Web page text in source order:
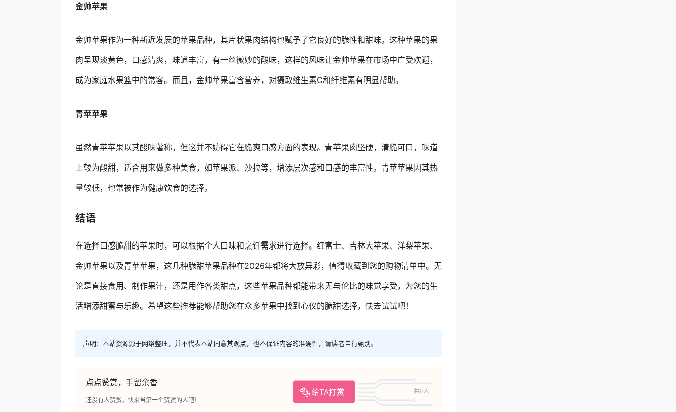
金帅苹果
金帅苹果作为一种新近发展的苹果品种，其片状果肉结构也赋予了它良好的脆性和甜味。这种苹果的果
肉呈现淡黄色，口感清爽，味道丰富，有一丝微妙的酸味，这样的风味让金帅苹果在市场中广受欢迎，
成为家庭水果篮中的常客。而且，金帅苹果富含营养，对摄取维生素C和纤维素有明显帮助。
青苹苹果
虽然青苹苹果以其酸味著称，但这并不妨碍它在脆爽口感方面的表现。青苹果肉坚硬，清脆可口，味道
上较为酸甜，适合用来做多种美食，如苹果派、沙拉等，增添层次感和口感的丰富性。青苹苹果因其热
量较低，也常被作为健康饮食的选择。
结语
在选择口感脆甜的苹果时，可以根据个人口味和烹饪需求进行选择。红富士、吉林大苹果、洋梨苹果、
金帅苹果以及青苹苹果，这几种脆甜苹果品种在2026年都将大放异彩，值得收藏到您的购物清单中。无
论是直接食用、制作果汁，还是用作各类甜点，这些苹果品种都能带来无与伦比的味觉享受，为您的生
活增添甜蜜与乐趣。希望这些推荐能够帮助您在众多苹果中找到心仪的脆甜选择，快去试试吧！
声明：本站资源源于网络整理，并不代表本站同意其观点，也不保证内容的准确性，请读者自行甄别。
点点赞赏，手留余香
给TA打赏 共0人
还没有人赞赏，快来当第一个赞赏的人吧！